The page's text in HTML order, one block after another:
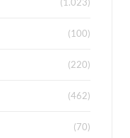
(1.023)
(100)
(220)
(462)
(70)